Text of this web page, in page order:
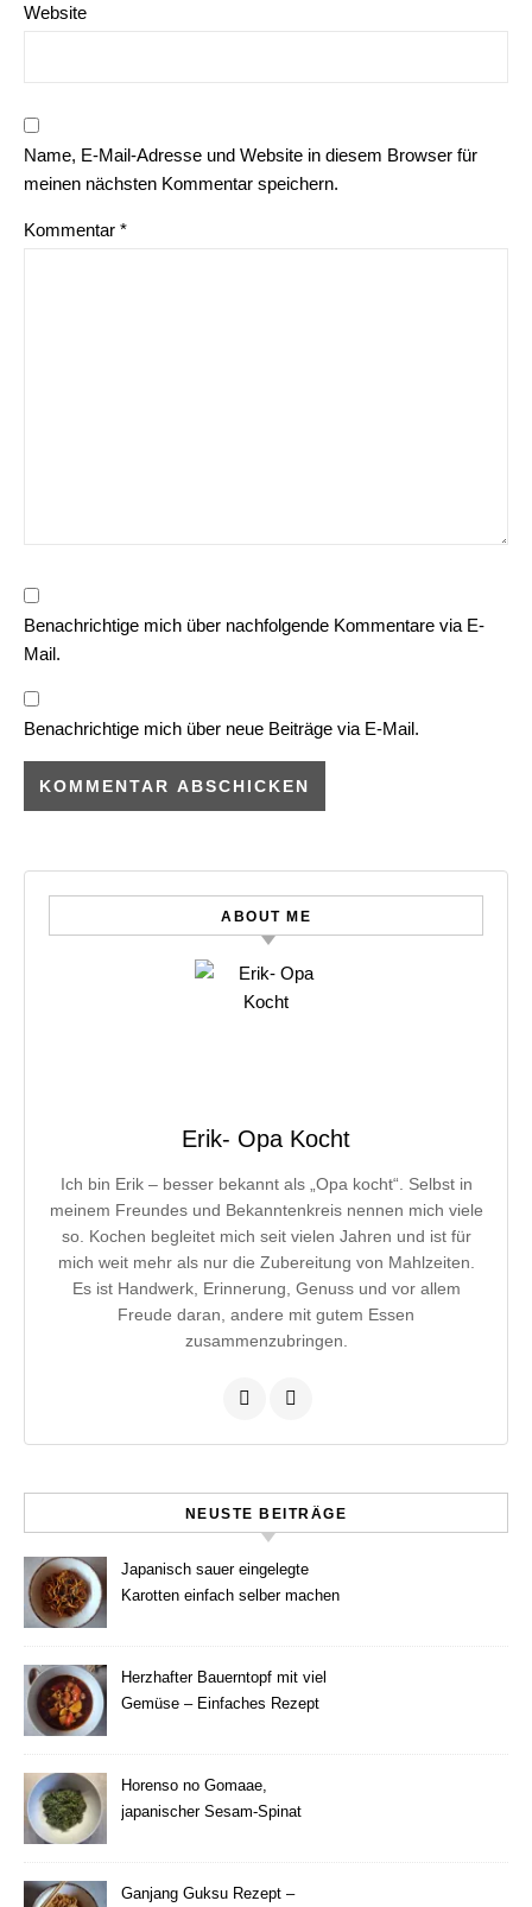
Website
Name, E-Mail-Adresse und Website in diesem Browser für
meinen nächsten Kommentar speichern.
Kommentar *
Benachrichtige mich über nachfolgende Kommentare via E-
Mail.
Benachrichtige mich über neue Beiträge via E-Mail.
ABOUT ME
Erik- Opa Kocht
Ich bin Erik – besser bekannt als „Opa kocht“. Selbst in
meinem Freundes und Bekanntenkreis nennen mich viele
so. Kochen begleitet mich seit vielen Jahren und ist für
mich weit mehr als nur die Zubereitung von Mahlzeiten.
Es ist Handwerk, Erinnerung, Genuss und vor allem
Freude daran, andere mit gutem Essen
zusammenzubringen.
NEUSTE BEITRÄGE
Japanisch sauer eingelegte
Karotten einfach selber machen
Herzhafter Bauerntopf mit viel
Gemüse – Einfaches Rezept
Horenso no Gomaae,
japanischer Sesam-Spinat
Ganjang Guksu Rezept –